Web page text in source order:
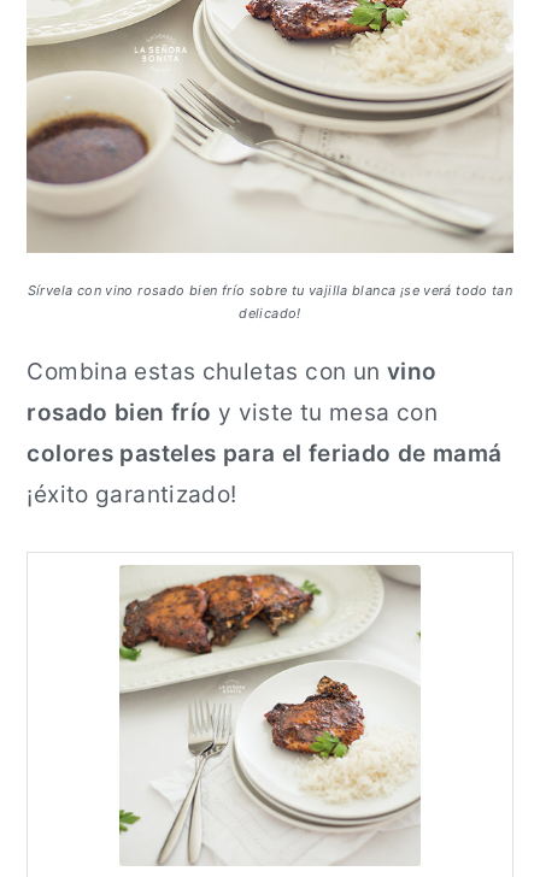
Sírvela con vino rosado bien frío sobre tu vajilla blanca ¡se verá todo tan
delicado!
Combina estas chuletas con un vino
rosado bien frío y viste tu mesa con
colores pasteles para el feriado de mamá
¡éxito garantizado!